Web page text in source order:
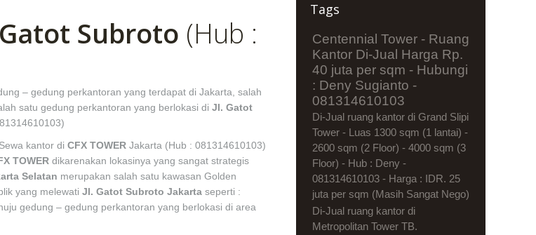
Subroto (Hub :
– gedung perkantoran yang terdapat di Jakarta, salah
satu gedung perkantoran yang berlokasi di Jl. Gatot
kantor di CFX TOWER Jakarta (Hub : 081314610103)
TOWER dikarenakan lokasinya yang sangat strategis
Selatan merupakan salah satu kawasan Golden
yang melewati Jl. Gatot Subroto Jakarta seperti :
gedung – gedung perkantoran yang berlokasi di area
Tags
Centennial Tower - Ruang
Kantor Di-Jual Harga Rp.
40 juta per sqm - Hubungi
: Deny Sugianto -
081314610103
Di-Jual ruang kantor di Grand Slipi
Tower - Luas 1300 sqm (1 lantai) -
2600 sqm (2 Floor) - 4000 sqm (3
Floor) - Hub : Deny -
081314610103 - Harga : IDR. 25
juta per sqm (Masih Sangat Nego)
Di-Jual ruang kantor di
Metropolitan Tower TB.